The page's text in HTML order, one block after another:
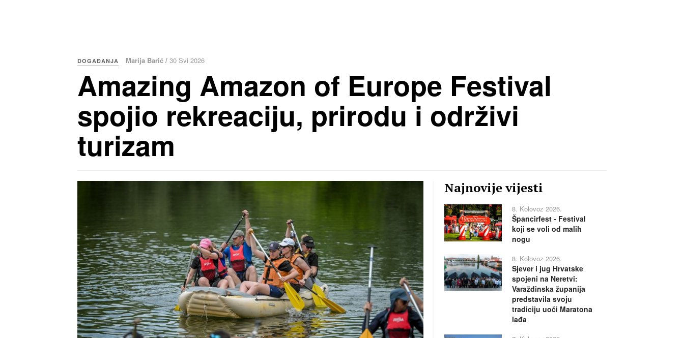
DOGAĐANJA Marija Barić / 30 Svi 2026
Amazing Amazon of Europe Festival
spojio rekreaciju, prirodu i održivi
turizam
Najnovije vijesti
8. Kolovoz 2026.
Špancirfest - Festival
koji se voli od malih
nogu
8. Kolovoz 2026.
Sjever i jug Hrvatske
spojeni na Neretvi:
Varaždinska županija
predstavila svoju
tradiciju uoči Maratona
lađa